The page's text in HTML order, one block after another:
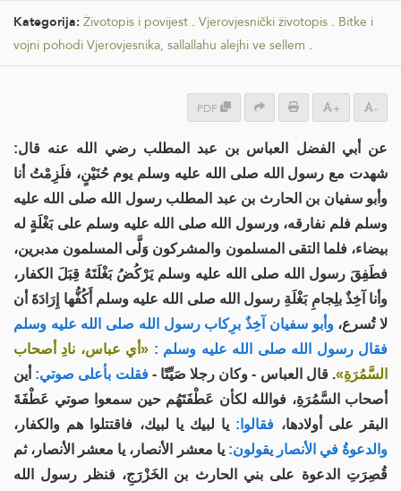
Kategorija: Životopis i povijest . Vjerovjesnički životopis . Bitke i
vojni pohodi Vjerovjesnika, sallallahu alejhi ve sellem .
PDF + -
عن أبي الفضل العباس بن عبد المطلب رضي الله عنه قال:
شهدت مع رسول الله صلى الله عليه وسلم يوم حُنَيْنٍ، فلَزِمْتُ أنا
وأبو سفيان بن الحارث بن عبد المطلب رسول الله صلى الله عليه
وسلم فلم نفارقه، ورسول الله صلى الله عليه وسلم على بَغْلَةٍ له
بيضاء، فلما التقى المسلمون والمشركون وَلَّى المسلمون مدبرين،
فطَفِقَ رسول الله صلى الله عليه وسلم يَرْكُضُ بَغْلَتَهُ قِبَلَ الكفار،
وأنا آخِذٌ بلِجامِ بَغْلَةِ رسول الله صلى الله عليه وسلم أَكُفُّها إِرَادَةَ أن
لا تُسرع، وأبو سفيان آخِذٌ برِكاب رسول الله صلى الله عليه وسلم
فقال رسول الله صلى الله عليه وسلم : «أي عباس، نادِ أصحاب
السَّمُرَةِ». قال العباس - وكان رجلا صَيِّتًا - فقلت بأعلى صوتي: أين
أصحاب السَّمُرَةِ، فوالله لكأن عَطْفَتَهُم حين سمعوا صوتي عَطْفَةَ
البقر على أولادها، فقالوا: يا لبيك يا لبيك، فاقتتلوا هم والكفار،
والدعوةُ في الأنصار يقولون: يا معشر الأنصار، يا معشر الأنصار، ثم
قُصِرَتِ الدعوة على بني الحارث بن الخَزْرَجِ، فنظر رسول الله